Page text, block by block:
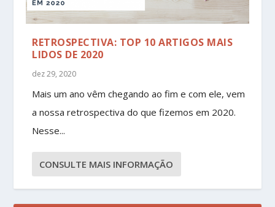
RETROSPECTIVA: TOP 10 ARTIGOS MAIS
LIDOS DE 2020
dez 29, 2020
Mais um ano vêm chegando ao fim e com ele, vem
a nossa retrospectiva do que fizemos em 2020.
Nesse...
CONSULTE MAIS INFORMAÇÃO